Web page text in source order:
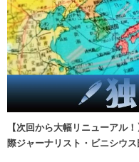
【次回から大幅リニューアル
際ジャーナリスト・ビニシウス